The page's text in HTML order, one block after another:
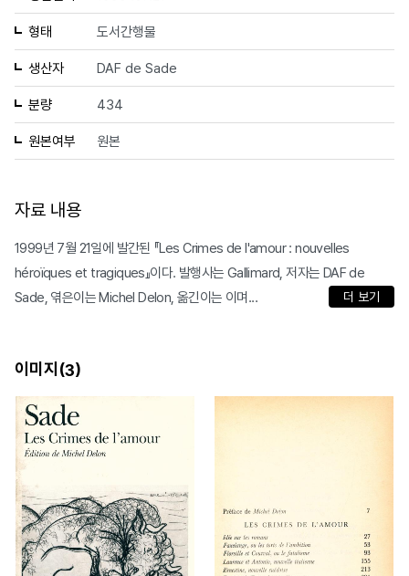
형태 도서간행물
생산자 DAF de Sade
분량 434
원본여부 원본
자료 내용
1999년 7월 21일에 발간된 『Les Crimes de l'amour : nouvelles
héroïques et tragiques』이다. 발행사는 Gallimard, 저자는 DAF de
Sade, 엮은이는 Michel Delon, 옮긴이는 이며...
더 보기
이미지(3)